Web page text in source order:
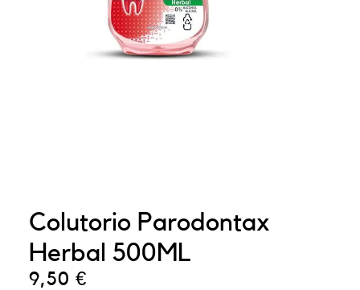
Colutorio Parodontax
Herbal 500ML
9,50 €